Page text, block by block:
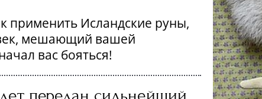
применить Исландские руны,
мешающий вашей
вас бояться!